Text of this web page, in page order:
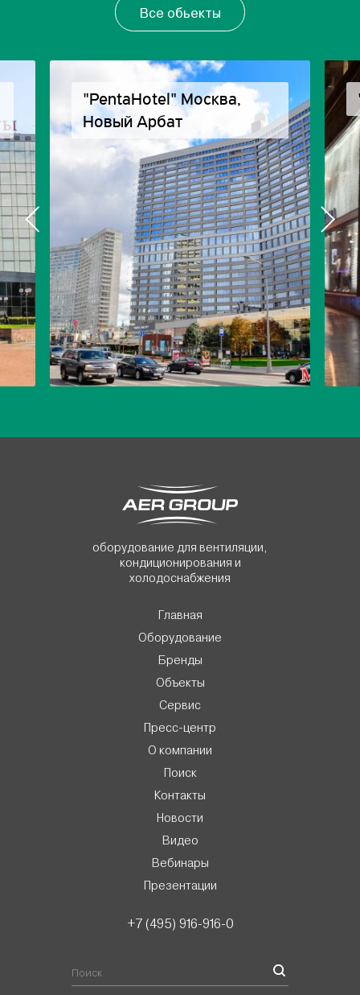
Все обьекты
"PentaHotel" Москва,
Новый Арбат
оборудование для вентиляции,
кондиционирования и
холодоснабжения
Главная
Оборудование
Бренды
Объекты
Сервис
Пресс-центр
О компании
Поиск
Контакты
Новости
Видео
Вебинары
Презентации
+7 (495) 916-916-0